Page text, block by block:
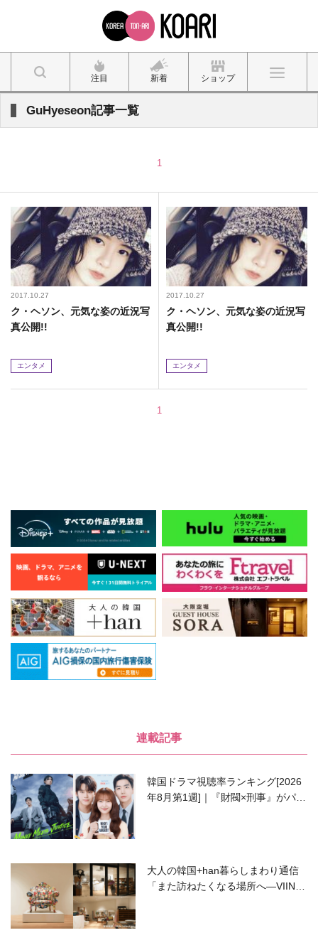
注目 新着 ショップ
GuHyeseon記事一覧
1
2017.10.27
ク・ヘソン、元気な姿の近況写
真公開!!
エンタメ
2017.10.27
ク・ヘソン、元気な姿の近況写
真公開!!
エンタメ
1
連載記事
韓国ドラマ視聴率ランキング[2026
年8月第1週]｜『財閥×刑事』がパワ
大人の韓国+han暮らしまわり通信
「また訪ねたくなる場所へ―VIIN C